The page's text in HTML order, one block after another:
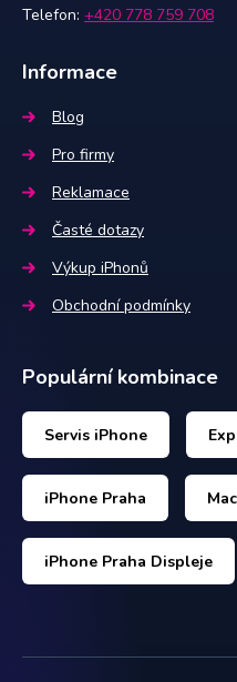
Telefon: +420 778 759 708
Informace
Blog
Pro firmy
Reklamace
Časté dotazy
Výkup iPhonů
Obchodní podmínky
Populární kombinace
Servis iPhone
iPhone Praha
iPhone Praha Displeje